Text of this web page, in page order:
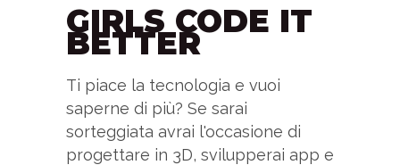
GIRLS CODE IT
BETTER
Ti piace la tecnologia e vuoi
saperne di più? Se sarai
sorteggiata avrai l'occasione di
progettare in 3D, svilupperai app e